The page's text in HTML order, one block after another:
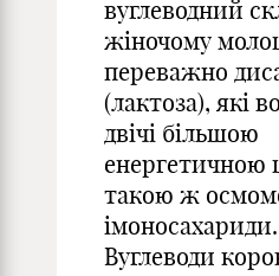
вуглеводний
жіночому
переважно
(лактоза), які
двічі більшою
енергетичною
такою ж
імоносахариди.
Вуглеводи